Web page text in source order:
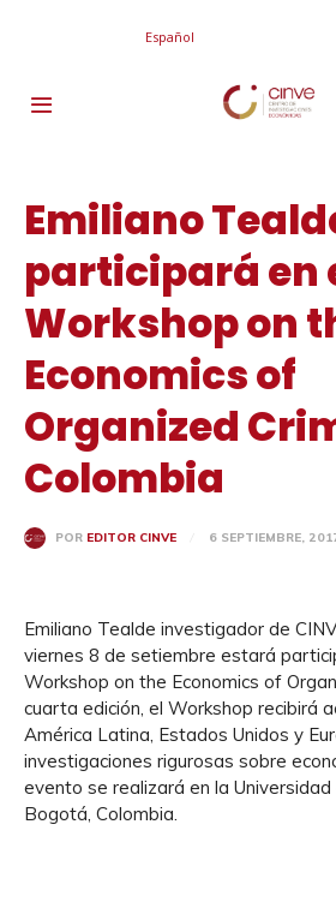
Español
Emiliano
participará en
Workshop on
Economics of
Organized
Colombia
POR EDITOR CINVE 6 SEPTIEMBRE,
Emiliano Tealde investigador de
viernes 8 de setiembre estará
Workshop on the Economics of
cuarta edición, el Workshop recibirá
América Latina, Estados Unidos y
investigaciones rigurosas sobre
evento se realizará en la Universidad
Bogotá, Colombia.